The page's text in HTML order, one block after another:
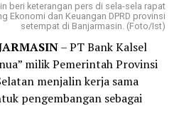
saya terkesan, bahkan
isi, nomor antrean saya
rekening
dan pelayanan yang diberikan
rekening mungkin
beri keterangan pers di sela-sela rapat
Ekonomi dan Keuangan DPRD provinsi
setempat di Banjarmasin. (Foto/Ist)
– PT Bank Kalsel
milik Pemerintah Provinsi
menjalin kerja sama
pengembangan sebagai